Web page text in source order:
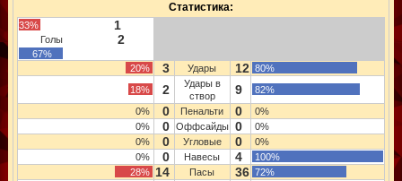
Статистика:
33% 1
Голы 2
67%
20%
3 Удары 12 80%
18%
2
Удары в
створ
9
82%
0%
0 Пенальти 0
0%
0%
0 Оффсайды 0
0%
0%
0 Угловые 0
0%
0%
0 Навесы 4
100%
28% 14 Пасы 36 72%